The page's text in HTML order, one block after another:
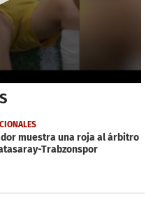
muestra una roja al árbitro
Trabzonspor